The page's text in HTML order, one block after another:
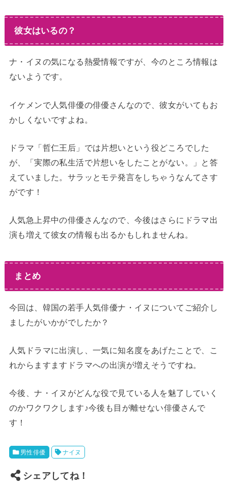
彼女はいるの？
ナ・イヌの気になる熱愛情報ですが、今のところ情報は
ないようです。
イケメンで人気俳優の俳優さんなので、彼女がいてもお
かしくないですよね。
ドラマ「哲仁王后」では片想いという役どころでした
が、「実際の私生活で片想いをしたことがない。」と答
えていました。サラッとモテ発言をしちゃうなんてさす
がです！
人気急上昇中の俳優さんなので、今後はさらにドラマ出
演も増えて彼女の情報も出るかもしれませんね。
まとめ
今回は、韓国の若手人気俳優ナ・イヌについてご紹介し
ましたがいかがでしたか？
人気ドラマに出演し、一気に知名度をあげたことで、こ
れからますますドラマへの出演が増えそうですね。
今後、ナ・イヌがどんな役で見ている人を魅了していく
のかワクワクします♪今後も目が離せない俳優さんで
す！
男性俳優 ナイヌ
シェアしてね！